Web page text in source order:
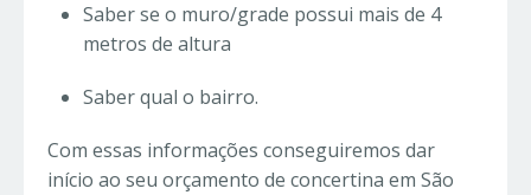
Saber se o muro/grade possui mais de 4
metros de altura
Saber qual o bairro.
Com essas informações conseguiremos dar
início ao seu orçamento de concertina em São